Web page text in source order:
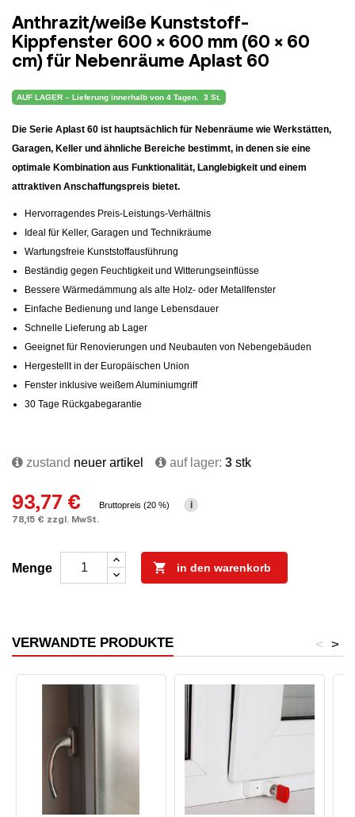
Anthrazit/weiße Kunststoff-
Kippfenster 600 × 600 mm (60 × 60
cm) für Nebenräume Aplast 60
AUF LAGER – Lieferung innerhalb von 4 Tagen. 3 St.
Die Serie Aplast 60 ist hauptsächlich für Nebenräume wie Werkstätten,
Garagen, Keller und ähnliche Bereiche bestimmt, in denen sie eine
optimale Kombination aus Funktionalität, Langlebigkeit und einem
attraktiven Anschaffungspreis bietet.
Hervorragendes Preis-Leistungs-Verhältnis
Ideal für Keller, Garagen und Technikräume
Wartungsfreie Kunststoffausführung
Beständig gegen Feuchtigkeit und Witterungseinflüsse
Bessere Wärmedämmung als alte Holz- oder Metallfenster
Einfache Bedienung und lange Lebensdauer
Schnelle Lieferung ab Lager
Geeignet für Renovierungen und Neubauten von Nebengebäuden
Hergestellt in der Europäischen Union
Fenster inklusive weißem Aluminiumgriff
30 Tage Rückgabegarantie
zustand neuer artikel auf lager: 3 stk
93,77 €
78,15 € zzgl. MwSt.
Bruttopreis (20 %) i
Menge  in den warenkorb
VERWANDTE PRODUKTE >
<